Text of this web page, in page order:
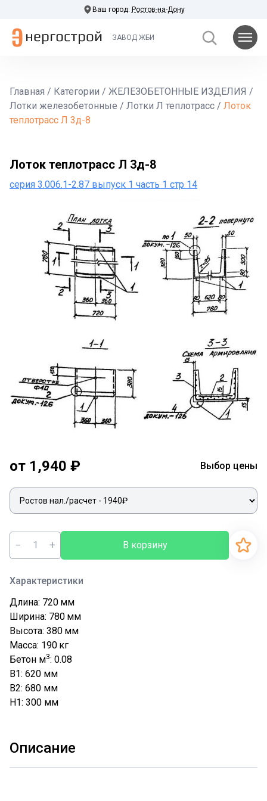
Ваш город: Ростов-на-Дону
ЗАВОД ЖБИ
Главная / Категории / ЖЕЛЕЗОБЕТОННЫЕ ИЗДЕЛИЯ /
Лотки железобетонные / Лотки Л теплотрасс / Лоток
теплотрасс Л 3д-8
Лоток теплотрасс Л 3д-8
серия 3.006.1-2.87 выпуск 1 часть 1 стр 14
от 1,940 ₽ Выбор цены
− + В корзину
Характеристики
Длина: 720 мм
Ширина: 780 мм
Высота: 380 мм
Масса: 190 кг
Бетон м3: 0.08
B1: 620 мм
B2: 680 мм
H1: 300 мм
Описание